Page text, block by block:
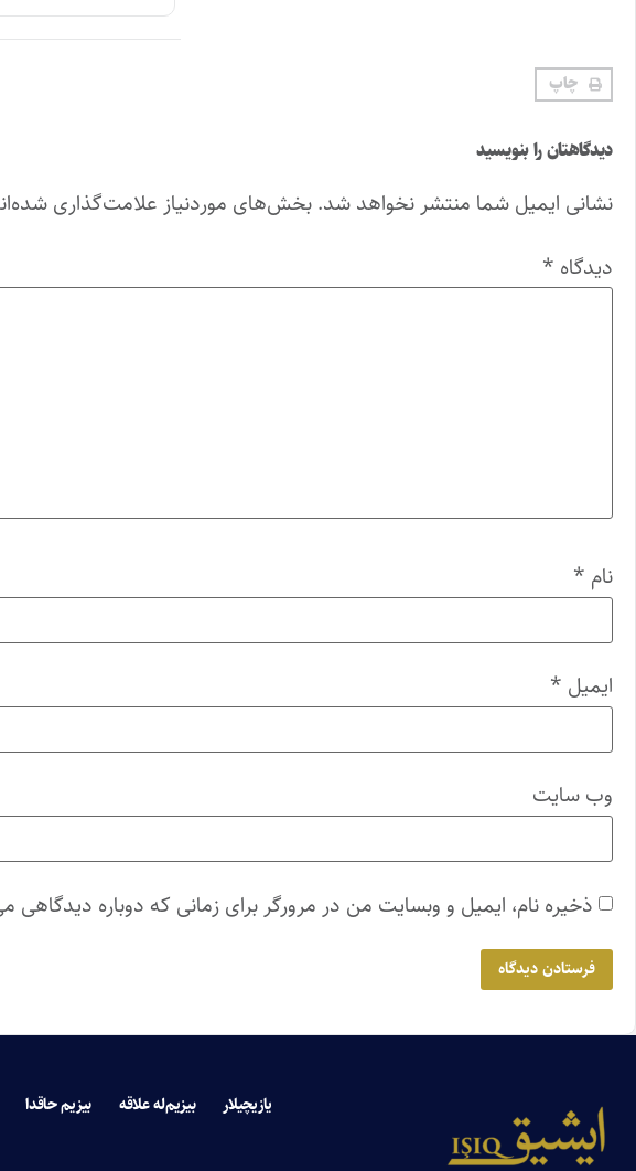
چاپ
دیدگاهتان را بنویسید
نشانی ایمیل شما منتشر نخواهد شد.بخش‌های موردنیاز علامت‌گذاری
دیدگاه *
نام *
ایمیل *
وب‌ سایت
ذخیره نام، ایمیل و وبسایت من در مرورگر برای زمانی که دوباره دیدگاهی
یازیچیلار بیزیم‌له علاقه بیزیم حاقدا